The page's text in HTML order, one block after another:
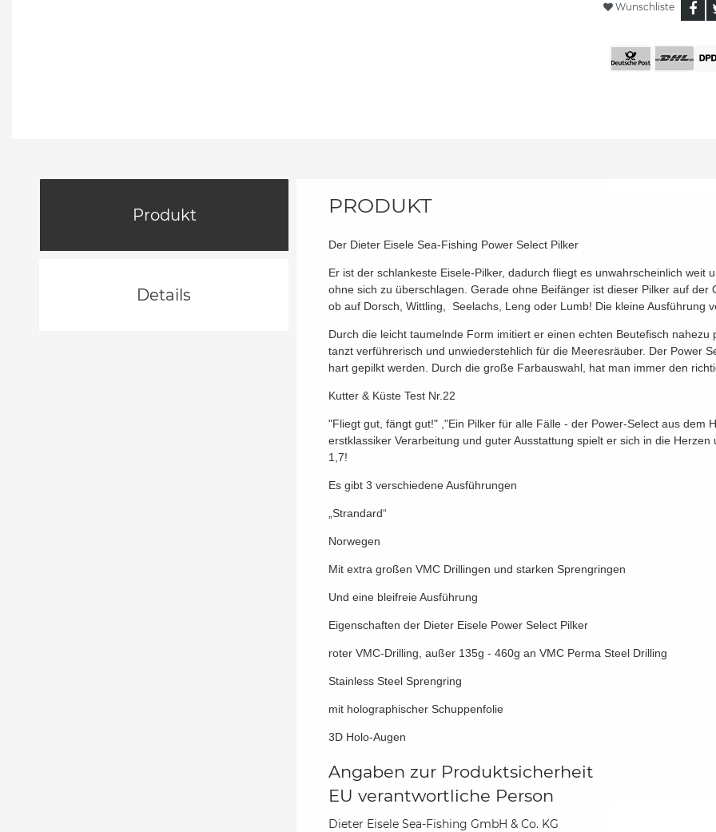
Wunschliste
Produkt
Details
PRODUKT
Der Dieter Eisele Sea-Fishing Power Select Pilker
Er ist der schlankeste Eisele-Pilker, dadurch fliegt es unwahrscheinlich
ohne sich zu überschlagen. Gerade ohne Beifänger ist dieser Pilker auf
ob auf Dorsch, Wittling, Seelachs, Leng oder Lumb! Die kleine Ausführung
Durch die leicht taumelnde Form imitiert er einen echten Beutefisch
tanzt verführerisch und unwiederstehlich für die Meeresräuber. Der Power
hart gepilkt werden. Durch die große Farbauswahl, hat man immer den
Kutter & Küste Test Nr.22
"Fliegt gut, fängt gut!" ,"Ein Pilker für alle Fälle - der Power-Select aus dem
erstklassiker Verarbeitung und guter Ausstattung spielt er sich in die
1,7!
Es gibt 3 verschiedene Ausführungen
„Strandard“
Norwegen
Mit extra großen VMC Drillingen und starken Sprengringen
Und eine bleifreie Ausführung
Eigenschaften der Dieter Eisele Power Select Pilker
roter VMC-Drilling, außer 135g - 460g an VMC Perma Steel Drilling
Stainless Steel Sprengring
mit holographischer Schuppenfolie
3D Holo-Augen
Angaben zur Produktsicherheit
EU verantwortliche Person
Dieter Eisele Sea-Fishing GmbH & Co. KG